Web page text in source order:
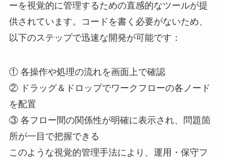
ーを視覚的に管理するための直感的なツールが提
供されています。コードを書く必要がないため、
以下のステップで迅速な開発が可能です：
① 各操作や処理の流れを画面上で確認
② ドラッグ＆ドロップでワークフローの各ノード
を配置
③ 各フロー間の関係性が明確に表示され、問題箇
所が一目で把握できる
このような視覚的管理手法により、運用・保守フ